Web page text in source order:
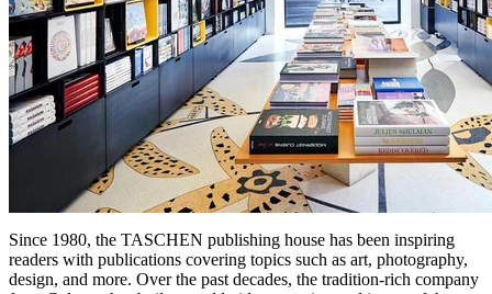
Since 1980, the TASCHEN publishing house has been inspiring
readers with publications covering topics such as art, photography,
design, and more. Over the past decades, the tradition-rich company